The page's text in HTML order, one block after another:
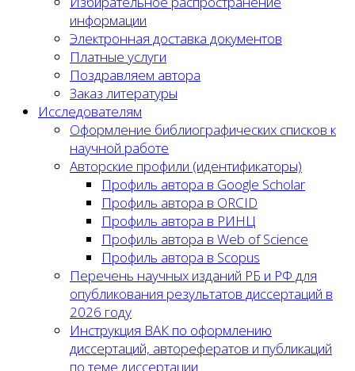
информации
Электронная доставка документов
Платные услуги
Поздравляем автора
Заказ литературы
Исследователям
Оформление библиографических списков к
научной работе
Авторские профили (идентификаторы)
Профиль автора в Google Scholar
Профиль автора в ORCID
Профиль автора в РИНЦ
Профиль автора в Web of Science
Профиль автора в Scopus
Перечень научных изданий РБ и РФ для
опубликования результатов диссертаций в
2026 году
Инструкция ВАК по оформлению
диссертаций, авторефератов и публикаций
по теме диссертации